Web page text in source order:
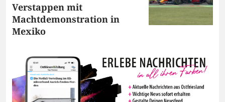
Verstappen mit
Machtdemonstration in
Mexiko